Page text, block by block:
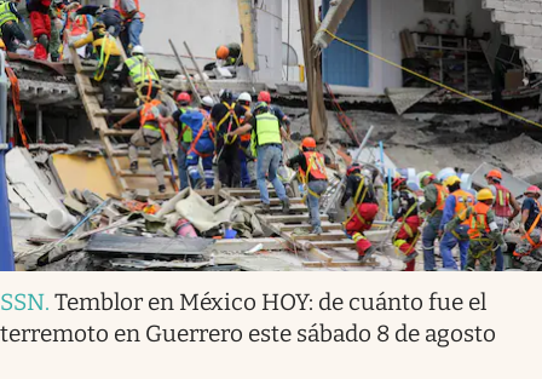
SSN. Temblor en México HOY: de cuánto fue el
terremoto en Guerrero este sábado 8 de agosto